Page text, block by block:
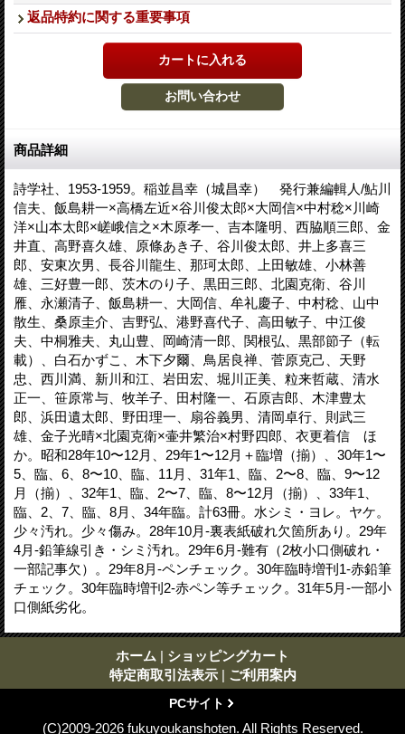
返品特約に関する重要事項
商品詳細
詩学社、1953-1959。稲並昌幸（城昌幸） 発行兼編輯人/鮎川
信夫、飯島耕一×高橋左近×谷川俊太郎×大岡信×中村稔×川崎
洋×山本太郎×嵯峨信之×木原孝一、吉本隆明、西脇順三郎、金
井直、高野喜久雄、原條あき子、谷川俊太郎、井上多喜三
郎、安東次男、長谷川龍生、那珂太郎、上田敏雄、小林善
雄、三好豊一郎、茨木のり子、黒田三郎、北園克衛、谷川
雁、永瀬清子、飯島耕一、大岡信、牟礼慶子、中村稔、山中
散生、桑原圭介、吉野弘、港野喜代子、高田敏子、中江俊
夫、中桐雅夫、丸山豊、岡崎清一郎、関根弘、黒部節子（転
載）、白石かずこ、木下夕爾、鳥居良禅、菅原克己、天野
忠、西川満、新川和江、岩田宏、堀川正美、粒来哲蔵、清水
正一、笹原常与、牧羊子、田村隆一、石原吉郎、木津豊太
郎、浜田遺太郎、野田理一、扇谷義男、清岡卓行、則武三
雄、金子光晴×北園克衛×壷井繁治×村野四郎、衣更着信 ほ
か。昭和28年10〜12月、29年1〜12月＋臨増（揃）、30年1〜
5、臨、6、8〜10、臨、11月、31年1、臨、2〜8、臨、9〜12
月（揃）、32年1、臨、2〜7、臨、8〜12月（揃）、33年1、
臨、2、7、臨、8月、34年臨。計63冊。水シミ・ヨレ。ヤケ。
少々汚れ。少々傷み。28年10月-裏表紙破れ欠箇所あり。29年
4月-鉛筆線引き・シミ汚れ。29年6月-難有（2枚小口側破れ・
一部記事欠）。29年8月-ペンチェック。30年臨時増刊1-赤鉛筆
チェック。30年臨時増刊2-赤ペン等チェック。31年5月-一部小
口側紙劣化。
ホーム | ショッピングカート
特定商取引法表示 | ご利用案内
PCサイト
(C)2009-2026 fukuyoukanshoten. All Rights Reserved.